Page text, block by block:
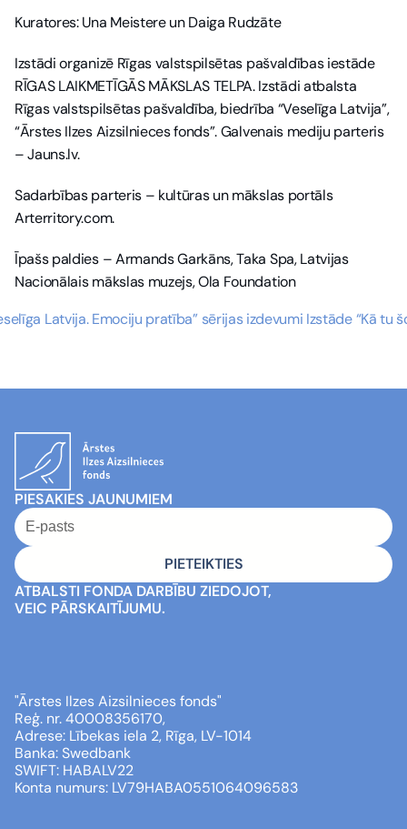
Kuratores: Una Meistere un Daiga Rudzāte
Izstādi organizē Rīgas valstspilsētas pašvaldības iestāde
RĪGAS LAIKMETĪGĀS MĀKSLAS TELPA. Izstādi atbalsta
Rīgas valstspilsētas pašvaldība, biedrība “Veselīga Latvija”,
“Ārstes Ilzes Aizsilnieces fonds”. Galvenais mediju parteris
– Jauns.lv.
Sadarbības parteris – kultūras un mākslas portāls
Arterritory.com.
Īpašs paldies – Armands Garkāns, Taka Spa, Latvijas
Nacionālais mākslas muzejs, Ola Foundation
Latvija. Emociju pratība” sērijas izdevumi Izstāde “Kā tu
PIESAKIES JAUNUMIEM
ATBALSTI FONDA DARBĪBU ZIEDOJOT,
VEIC PĀRSKAITĪJUMU.
"Ārstes Ilzes Aizsilnieces fonds"
Reģ. nr. 40008356170,
Adrese: Lībekas iela 2, Rīga, LV-1014
Banka: Swedbank
SWIFT: HABALV22
Konta numurs: LV79HABA0551064096583